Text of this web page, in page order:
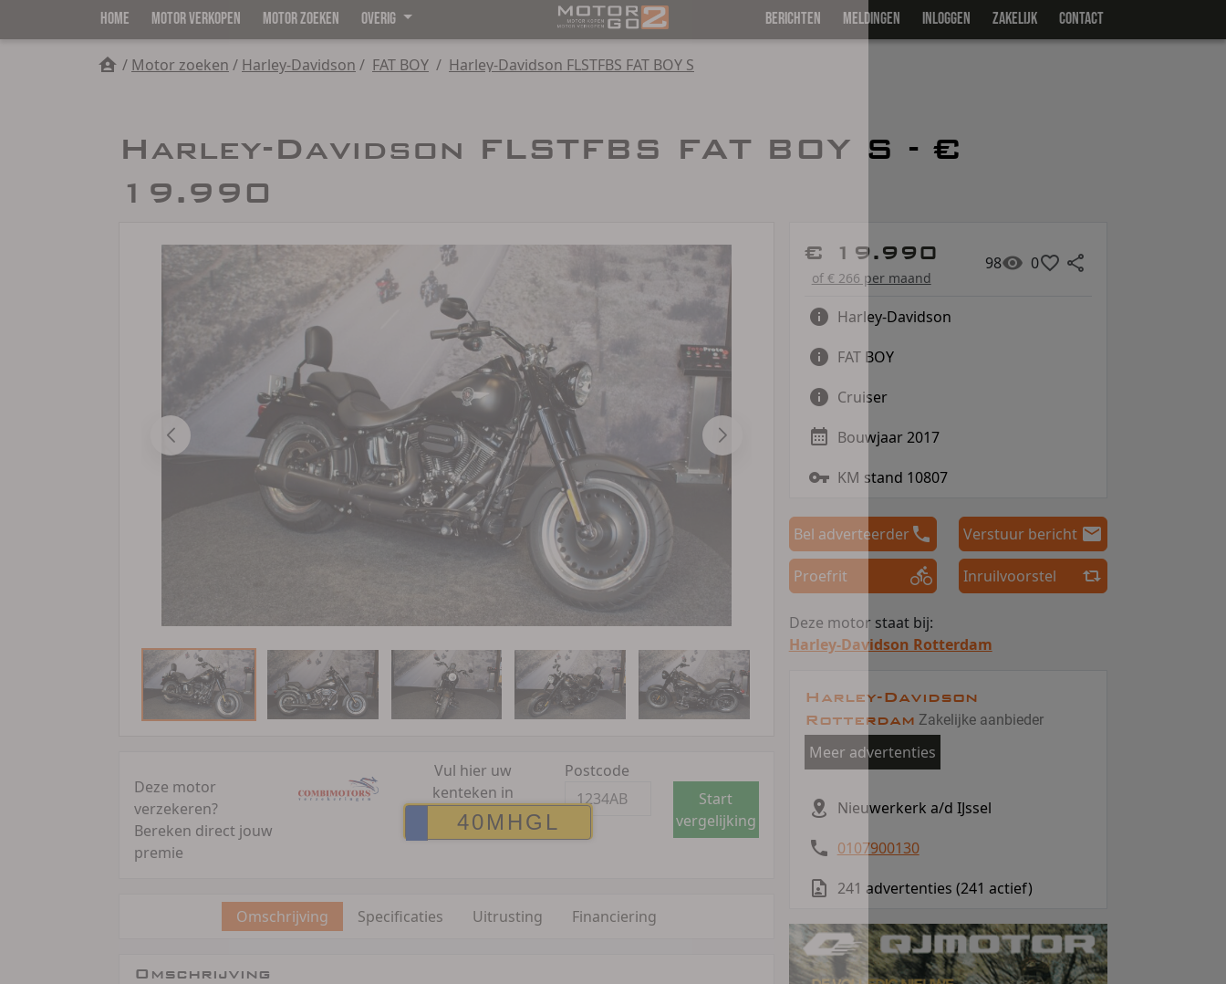
HOME MOTOR VERKOPEN MOTOR ZOEKEN OVERIG BERICHTEN MELDINGEN INLOGGEN ZAKELIJK CONTACT
/ Motor zoeken / Harley-Davidson / FAT BOY / Harley-Davidson FLSTFBS FAT BOY S
Harley-Davidson FLSTFBS FAT BOY S - €
19.990
Deze motor
verzekeren?
Bereken direct jouw
premie
Vul hier uw
kenteken in
Postcode
Start
vergelijking
Omschrijving Specificaties Uitrusting Financiering
Omschrijving
€ 19.990
of € 266 per maand
98 0
Harley-Davidson
FAT BOY
Cruiser
Bouwjaar 2017
KM stand 10807
Bel adverteerder Verstuur bericht
Proefrit Inruilvoorstel
Deze motor staat bij:
Harley-Davidson Rotterdam
Harley-Davidson
Rotterdam Zakelijke aanbieder
Meer advertenties
Nieuwerkerk a/d IJssel
0107900130
241 advertenties (241 actief)